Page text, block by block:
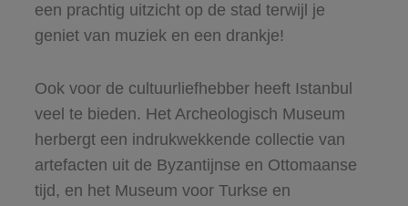
een prachtig uitzicht op de stad terwijl je
geniet van muziek en een drankje!
Ook voor de cultuurliefhebber heeft Istanbul
veel te bieden. Het Archeologisch Museum
herbergt een indrukwekkende collectie van
artefacten uit de Byzantijnse en Ottomaanse
tijd, en het Museum voor Turkse en